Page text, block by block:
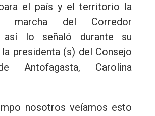
el país y el territorio la
marcha del Corredor
así lo señaló durante su
presidenta (s) del Consejo
Antofagasta, Carolina
nosotros veíamos esto